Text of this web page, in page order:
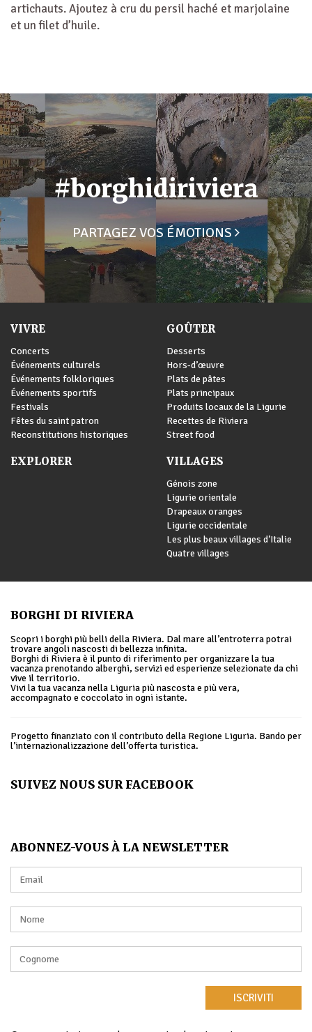
artichauts. Ajoutez à cru du persil haché et marjolaine
et un filet d’huile.
#borghidiriviera
PARTAGEZ VOS ÉMOTIONS
VIVRE
Concerts
Événements culturels
Événements folkloriques
Événements sportifs
Festivals
Fêtes du saint patron
Reconstitutions historiques
GOÛTER
Desserts
Hors-d’œuvre
Plats de pâtes
Plats principaux
Produits locaux de la Ligurie
Recettes de Riviera
Street food
EXPLORER VILLAGES
Génois zone
Ligurie orientale
Drapeaux oranges
Ligurie occidentale
Les plus beaux villages d’Italie
Quatre villages
BORGHI DI RIVIERA
Scopri i borghi più belli della Riviera. Dal mare all’entroterra potrai
trovare angoli nascosti di bellezza infinita.
Borghi di Riviera è il punto di riferimento per organizzare la tua
vacanza prenotando alberghi, servizi ed esperienze selezionate da chi
vive il territorio.
Vivi la tua vacanza nella Liguria più nascosta e più vera,
accompagnato e coccolato in ogni istante.
Progetto finanziato con il contributo della Regione Liguria. Bando per
l’internazionalizzazione dell’offerta turistica.
SUIVEZ NOUS SUR FACEBOOK
ABONNEZ-VOUS À LA NEWSLETTER
ISCRIVITI